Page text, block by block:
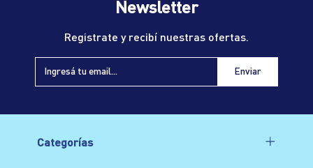
Newsletter
Registrate y recibí nuestras ofertas.
Categorías